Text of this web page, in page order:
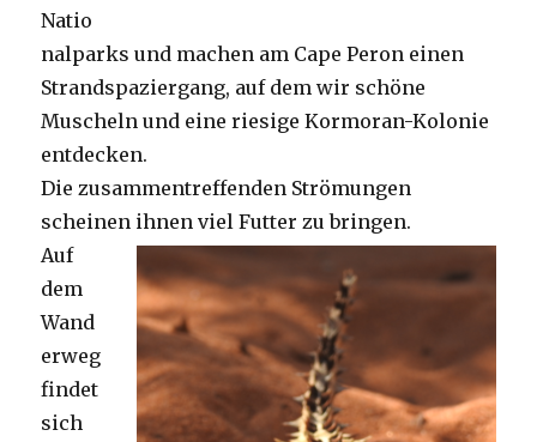
Natio
nalparks und machen am Cape Peron einen
Strandspaziergang, auf dem wir schöne
Muscheln und eine riesige Kormoran-Kolonie
entdecken.
Die zusammentreffenden Strömungen
scheinen ihnen viel Futter zu bringen.
Auf
dem
Wand
erweg
findet
sich